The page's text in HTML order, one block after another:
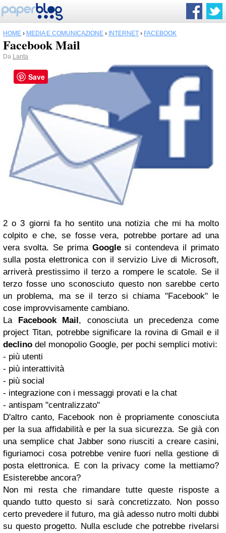
HOME › MEDIA E COMUNICAZIONE › INTERNET › FACEBOOK
Facebook Mail
Da Lanta
2 o 3 giorni fa ho sentito una notizia che mi ha molto
colpito e che, se fosse vera, potrebbe portare ad una
vera svolta. Se prima Googlesi contendeva il primato
sulla posta elettronica con il servizio Live di Microsoft,
arriverà prestissimo il terzo a rompere le scatole. Se il
terzo fosse uno sconosciuto questo non sarebbe certo
un problema, ma se il terzo si chiama "Facebook" le
cose improvvisamente cambiano.
La
FacebookMail , conosciuta un precedenza come
project Titan, potrebbe significare la rovina di Gmail e il
declino del monopolio Google, per pochi semplici motivi:
- più utenti
- più interattività
- più social
- integrazione con i messaggi provati e la chat
- antispam "centralizzato"
D'altro canto, Facebook non è propriamente conosciuta
per la sua affidabilità e per la sua sicurezza. Se già con
una semplice chat Jabber sono riusciti a creare casini,
figuriamoci cosa potrebbe venire fuori nella gestione di
posta elettronica. E con la privacy come la mettiamo?
Esisterebbe ancora?
Non mi resta che rimandare tutte queste risposte a
quando tutto questo si sarà concretizzato. Non posso
certo prevedere il futuro, ma già adesso nutro molti dubbi
su questo progetto. Nulla esclude che potrebbe rivelarsi
Save